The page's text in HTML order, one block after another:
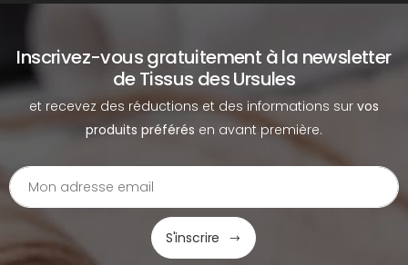
Inscrivez-vous gratuitement à la newsletter
de Tissus des Ursules
et recevez des réductions et des informations sur vos
produits préférés en avant première.
S'inscrire